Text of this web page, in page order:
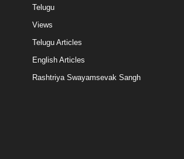
Telugu
Views
Telugu Articles
English Articles
Rashtriya Swayamsevak Sangh